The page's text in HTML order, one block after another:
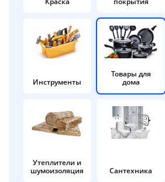
Инструменты
Товары для
дома
Утеплители и
шумоизоляция
Сантехника
Добавляйте товары
в корзину
Оплачивайте сегодня только
25% картой любого банка
Получайте товар
выбранный способом
Оставшиеся
% будут